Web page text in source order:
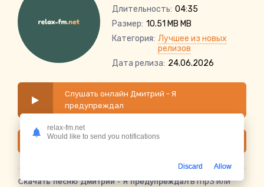
Длительность: 04:35
Размер: 10.51 MB MB
Категория: Лучшее из новых
релизов
Дата релиза: 24.06.2026
Слушать онлайн Дмитрий - Я
предупреждал
Скачать
Скачать песню Дмитрий - Я предупреждалв mp3 или
relax-fm.net
Would like to send you notifications
Discard Allow